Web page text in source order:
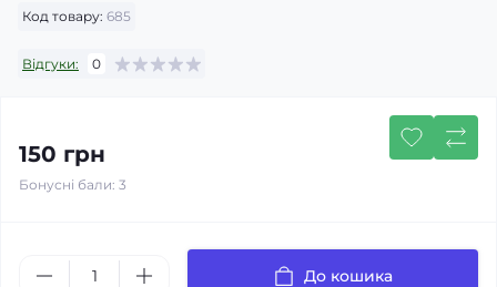
Код товару: 685
Відгуки: 0
150 грн
Бонусні бали: 3
До кошика